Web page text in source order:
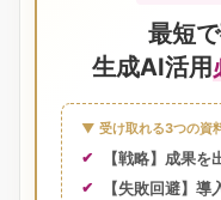
最短
生成AI活用
▼ 受け取れる3つの資
【戦略】成果
【失敗回避】